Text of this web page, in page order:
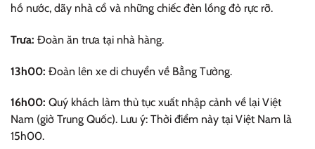
hồ nước, dãy nhà cổ và những chiếc đèn lồng đỏ rực rỡ.
Trưa: Đoàn ăn trưa tại nhà hàng.
13h00: Đoàn lên xe di chuyển về Bằng Tường.
16h00: Quý khách làm thủ tục xuất nhập cảnh về lại Việt
Nam (giờ Trung Quốc). Lưu ý: Thời điểm này tại Việt Nam là
15h00.